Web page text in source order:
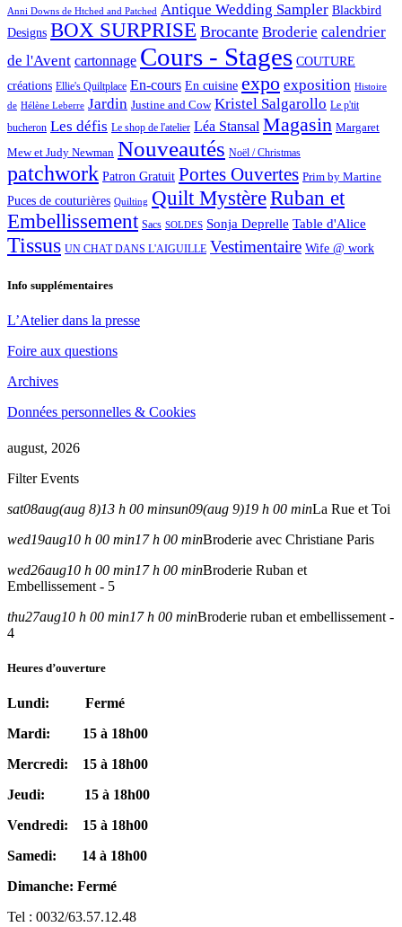
Anni Downs de Htched and Patched Antique Wedding Sampler Blackbird
Designs BOX SURPRISE Brocante Broderie calendrier
de l'Avent cartonnage Cours - Stages COUTURE
créations Ellie's Quiltplace En-cours En cuisine expo exposition Histoire
de Hélène Leberre Jardin Justine and Cow Kristel Salgarollo Le p'tit
bucheron Les défis Le shop de l'atelier Léa Stansal Magasin Margaret
Mew et Judy Newman Nouveautés Noël / Christmas
patchwork Patron Gratuit Portes Ouvertes Prim by Martine
Puces de couturières Quilting Quilt MystèreRuban et
Embellissement Sacs SOLDES Sonja Deprelle Table d'Alice
Tissus UN CHAT DANS L'AIGUILLE Vestimentaire Wife @ work
Info supplémentaires
L’Atelier dans la presse
Foire aux questions
Archives
Données personnelles & Cookies
august, 2026
Filter Events
sat08aug(aug 8)13 h 00 minsun09(aug 9)19 h 00 minLa Rue et Toi
wed19aug10 h 00 min17 h 00 minBroderie avec Christiane Paris
wed26aug10 h 00 min17 h 00 minBroderie Ruban et
Embellissement - 5
thu27aug10 h 00 min17 h 00 minBroderie ruban et embellissement -
4
Heures d’ouverture
Lundi: Fermé
Mardi: 15 à 18h00
Mercredi: 15 à 18h00
Jeudi: 15 à 18h00
Vendredi: 15 à 18h00
Samedi: 14 à 18h00
Dimanche: Fermé
Tel : 0032/63.57.12.48